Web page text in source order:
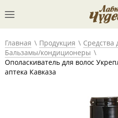
Главная Продукция
Средства
Бальзамы/кондиционеры
Ополаскиватель для волос
аптека Кавказа